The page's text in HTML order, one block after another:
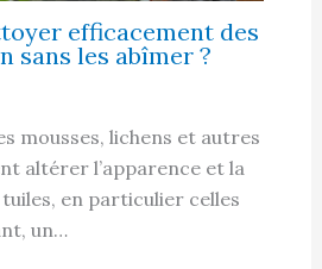
efficacement des
sans les abîmer ?
mousses, lichens et autres
altérer l’apparence et la
en particulier celles
un…